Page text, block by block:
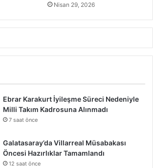
Nisan 29, 2026
Ebrar Karakurt İyileşme Süreci Nedeniyle
Milli Takım Kadrosuna Alınmadı
7 saat önce
Galatasaray’da Villarreal Müsabakası
Öncesi Hazırlıklar Tamamlandı
12 saat önce